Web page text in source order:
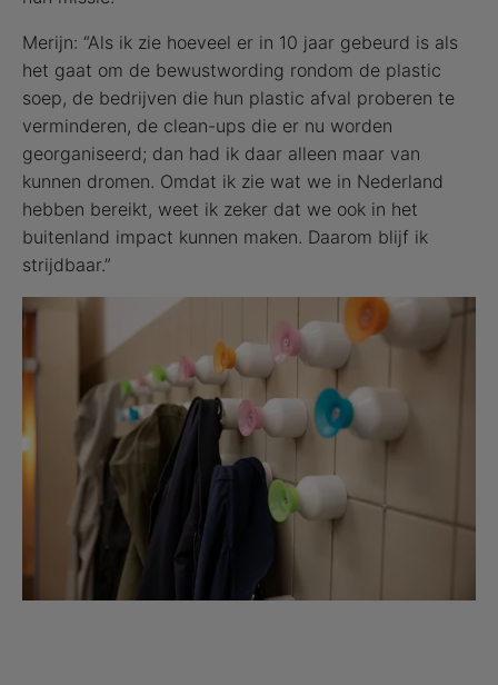
Merijn: “Als ik zie hoeveel er in 10 jaar gebeurd is als
het gaat om de bewustwording rondom de plastic
soep, de bedrijven die hun plastic afval proberen te
verminderen, de clean-ups die er nu worden
georganiseerd; dan had ik daar alleen maar van
kunnen dromen. Omdat ik zie wat we in Nederland
hebben bereikt, weet ik zeker dat we ook in het
buitenland impact kunnen maken. Daarom blijf ik
strijdbaar.”